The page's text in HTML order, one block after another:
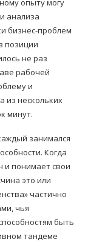
опыту могу
анализа
бизнес-проблем
позиции
не раз
рабочей
и
из нескольких
минут.
занимался
Когда
и понимает свои
это или
частично
чья
быть
тандеме